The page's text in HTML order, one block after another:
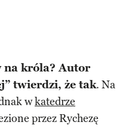
na króla? Autor
twierdzi, że tak. Na
wkatedrze
przez Rychezę